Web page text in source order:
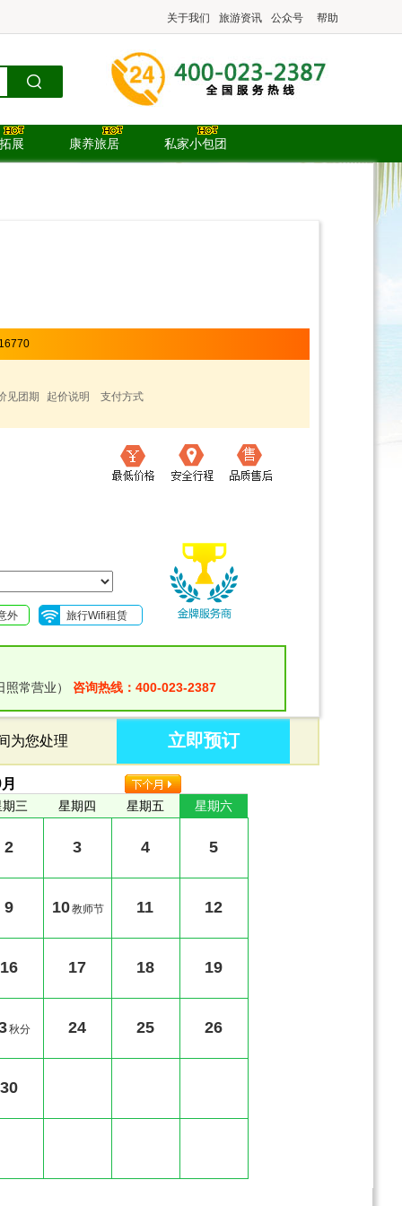
关于我们 旅游资讯 公众号 帮助
展 康养旅居 私家小包团
见团期 起价说明 支付方式
外 旅行Wifi租赁
常营业） 咨询热线：400-023-2387
为您处理 立即预订
月
期三 星期四 星期五 星期六
2 3 4 5
9 10教师节 11 12
16 17 18 19
秋分 24 25 26
30